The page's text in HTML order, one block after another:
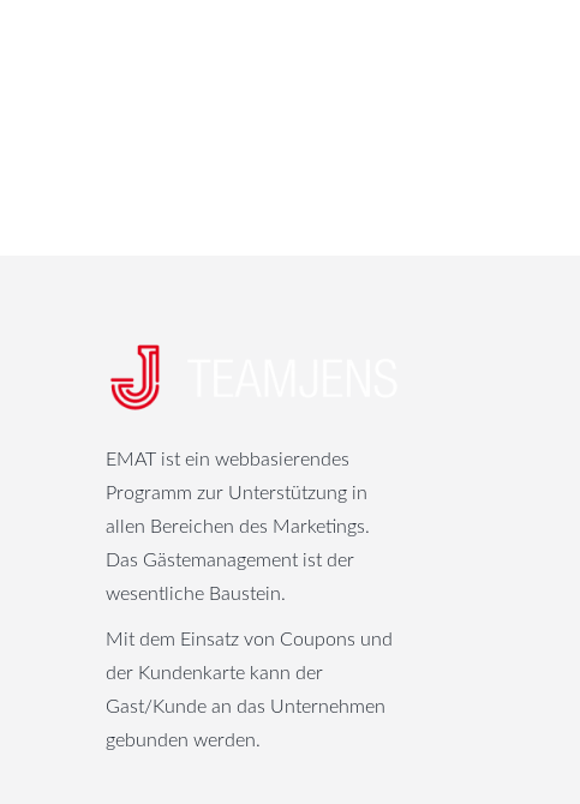
EMAT ist ein webbasierendes
Programm zur Unterstützung in
allen Bereichen des Marketings.
Das Gästemanagement ist der
wesentliche Baustein.
Mit dem Einsatz von Coupons und
der Kundenkarte kann der
Gast/Kunde an das Unternehmen
gebunden werden.